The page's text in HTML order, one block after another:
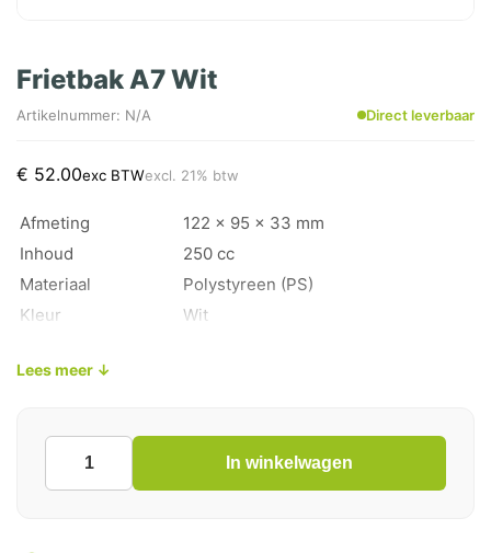
Frietbak A7 Wit
Artikelnummer: N/A Direct leverbaar
€ 52.00exc BTWexcl. 21% btw
Afmeting
122 x 95 x 33 mm
Inhoud
250 cc
Materiaal
Polystyreen (PS)
Kleur
Wit
Lees meer ↓
Frietbak
A7
In winkelwagen